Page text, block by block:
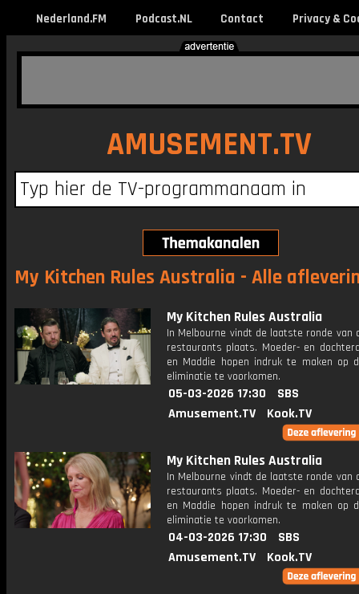
Nederland.FM Podcast.NL Contact Privacy &
AMUSEMENT.TV
My Kitchen Rules Australia - Alle
My Kitchen Rules Australia
In Melbourne vindt de laatste ronde van
restaurants plaats. Moeder- en
en Maddie hopen indruk te maken op
eliminatie te voorkomen.
05-03-2026 17:30
SBS
Amusement.TV
Kook.TV
My Kitchen Rules Australia
In Melbourne vindt de laatste ronde van
restaurants plaats. Moeder- en
en Maddie hopen indruk te maken op
eliminatie te voorkomen.
04-03-2026 17:30
SBS
Amusement.TV
Kook.TV